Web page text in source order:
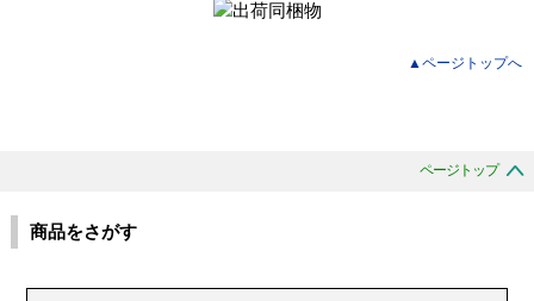
▲ページトップへ
ページトップ
商品をさがす